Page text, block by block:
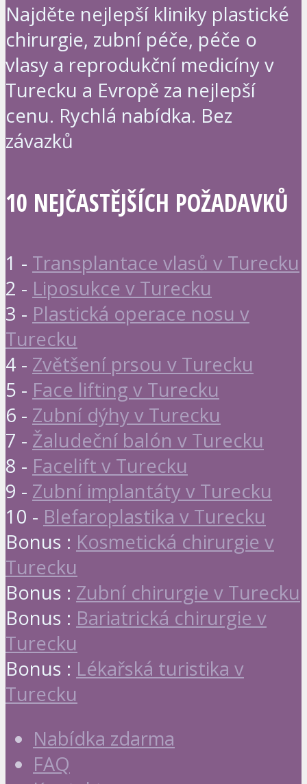
Najděte nejlepší kliniky plastické
chirurgie, zubní péče, péče o
vlasy a reprodukční medicíny v
Turecku a Evropě za nejlepší
cenu. Rychlá nabídka. Bez
závazků
10 NEJČASTĚJŠÍCH POŽADAVKŮ
1 - Transplantace vlasů v Turecku
2 - Liposukce v Turecku
3 - Plastická operace nosu v
Turecku
4 - Zvětšení prsou v Turecku
5 - Face lifting v Turecku
6 - Zubní dýhy v Turecku
7 - Žaludeční balón v Turecku
8 - Facelift v Turecku
9 - Zubní implantáty v Turecku
10 - Blefaroplastika v Turecku
Bonus : Kosmetická chirurgie v
Turecku
Bonus : Zubní chirurgie v Turecku
Bonus : Bariatrická chirurgie v
Turecku
Bonus : Lékařská turistika v
Turecku
Nabídka zdarma
FAQ